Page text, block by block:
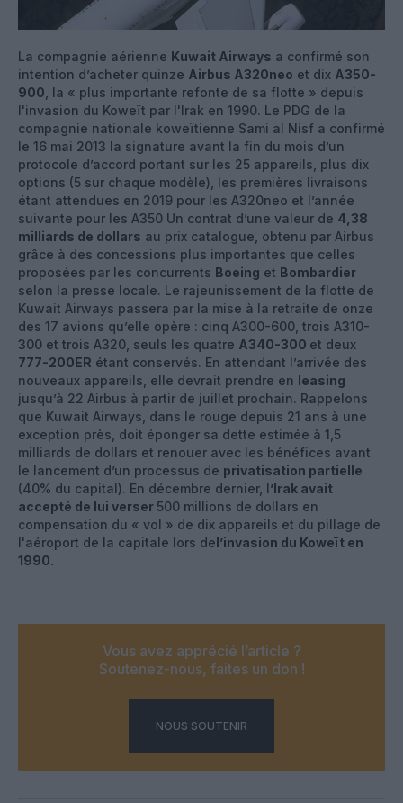
La compagnie aérienne Kuwait Airways a confirmé son
intention d’acheter quinze Airbus A320neo et dix A350-
900 , la « plus importante refonte de sa flotte » depuis
l'invasion du Koweït par l'Irak en 1990. Le PDG de la
compagnie nationale koweïtienne Sami al Nisf a confirmé
le 16 mai 2013 la signature avant la fin du mois d’un
protocole d’accord portant sur les 25 appareils, plus dix
options (5 sur chaque modèle), les premières livraisons
étant attendues en 2019 pour les A320neo et l’année
suivante pour les A350 Un contrat d’une valeur de 4,38
milliards de dollars au prix catalogue, obtenu par Airbus
grâce à des concessions plus importantes que celles
proposées par les concurrents Boeing et Bombardier
selon la presse locale. Le rajeunissement de la flotte de
Kuwait Airways passera par la mise à la retraite de onze
des 17 avions qu’elle opère : cinq A300-600, trois A310-
300 et trois A320, seuls les quatre A340-300 et deux
777-200ER étant conservés. En attendant l’arrivée des
nouveaux appareils, elle devrait prendre en leasing
jusqu’à 22 Airbus à partir de juillet prochain. Rappelons
que Kuwait Airways, dans le rouge depuis 21 ans à une
exception près, doit éponger sa dette estimée à 1,5
milliards de dollars et renouer avec les bénéfices avant
le lancement d’un processus de privatisation partielle
(40% du capital). En décembre dernier, l’Irak avait
accepté de lui verser 500 millions de dollars en
compensation du « vol » de dix appareils et du pillage de
l'aéroport de la capitale lors del’invasion du Koweït en
1990.
Vous avez apprécié l’article ?
Soutenez-nous, faites un don !
NOUS SOUTENIR